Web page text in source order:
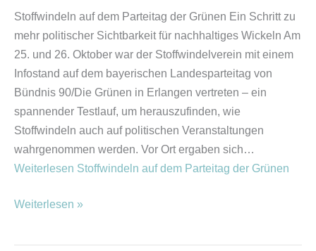
Stoffwindeln auf dem Parteitag der Grünen Ein Schritt zu
mehr politischer Sichtbarkeit für nachhaltiges Wickeln Am
25. und 26. Oktober war der Stoffwindelverein mit einem
Infostand auf dem bayerischen Landesparteitag von
Bündnis 90/Die Grünen in Erlangen vertreten – ein
spannender Testlauf, um herauszufinden, wie
Stoffwindeln auch auf politischen Veranstaltungen
wahrgenommen werden. Vor Ort ergaben sich…
Weiterlesen Stoffwindeln auf dem Parteitag der Grünen
Weiterlesen »